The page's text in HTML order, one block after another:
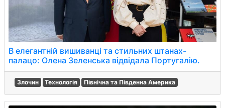
В елегантній вишиванці та стильних штанах-
палацо: Олена Зеленська відвідала Португалію.
Злочин Технологія Північна та Південна Америка